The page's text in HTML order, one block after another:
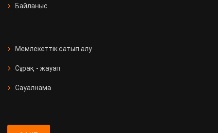
Байланыс
Мемлекеттік сатып алу
Сұрақ - жауап
Сауалнама